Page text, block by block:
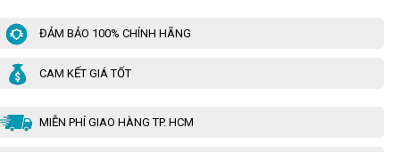
ĐẢM BẢO 100% CHÍNH HÃNG
CAM KẾT GIÁ TỐT
MIỄN PHÍ GIAO HÀNG TP. HCM